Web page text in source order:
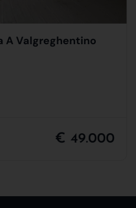
A Valgreghentino
€ 49.000